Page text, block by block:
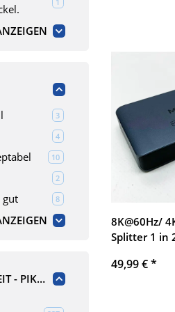
8K@60Hz/
Splitter 1 in
Duplizieren/
49,99 €*
3Artikel gefunden
4Artikel gefunden
10Artikel gefunden
2Artikel gefunden
gut 8Artikel gefunden
- PIKTOGRAMME